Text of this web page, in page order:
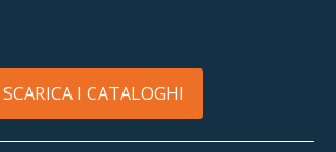
SCARICA I CATALOGHI